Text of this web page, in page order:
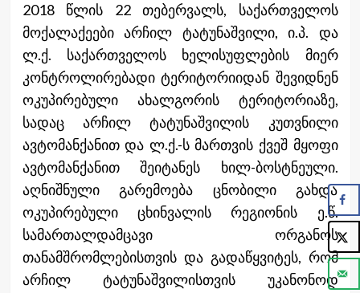
2018 წლის 22 თებერვალს, საქართველოს
მოქალაქეები არჩილ ტატუნაშვილი, ი.პ. და
ლ.ქ. საქართველოს ხელისუფლების მიერ
კონტროლირებადი ტერიტორიიდან შევიდნენ
ოკუპირებული ახალგორის ტერიტორიაზე,
სადაც არჩილ ტატუნაშვილის კუთვნილი
ავტომანქანით და ლ.ქ.-ს მართვის ქვეშ მყოფი
ავტომანქანით შეიტანეს ხილ-ბოსტნეული.
აღნიშნული გარემოება ცნობილი გახდა
ოკუპირებული ცხინვალის რეგიონის ე.წ.
სამართალდამცავი ორგანოს
თანამშრომლებისთვის და გადაწყვიტეს, რომ
არჩილ ტატუნაშვილისთვის უკანონოდ